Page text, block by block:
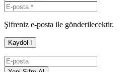
Şifreniz e-posta ile gönderilecektir.